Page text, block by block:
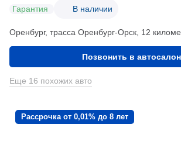
Гарантия В наличии
Оренбург, трасса Оренбург-Орск, 12
Позвонить в автосалон
Еще 16 похожих авто
Рассрочка от 0,01% до 8 лет